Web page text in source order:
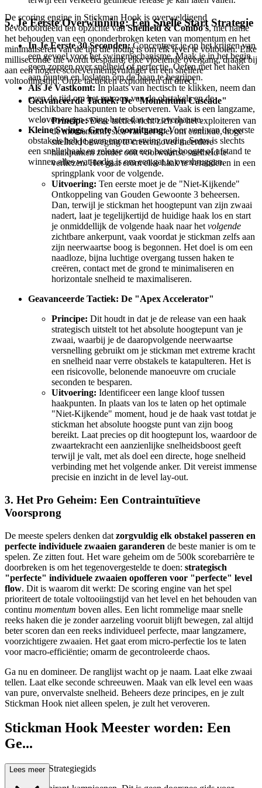
5. Je Eerste Overwinning: Een Snelle Start Strategie
In Je Eerste 30 Seconden:Concentreer je op het krijgen van
een gevoel voor het swingmechanisme. Maak je in het begin
geen zorgen over snelheid of perfectie. Oefen met het haken
aan punten en loslaten om de baan te begrijpen.
Als Je Vastkomt: In plaats van hectisch te klikken, neem dan
even de tijd om het patroon van de obstakels en de
beschikbare haakpunten te observeren. Vaak is een langzame,
weloverwogen swing beter dan een overhaaste.
Kleine Swings, Grote Vooruitgang:Voor veel van de eerste
obstakels heb je geen enorme swing nodig. Soms is slechts
een snelle haak en release om een beetje hoogte of afstand te
winnen alles wat nodig is om een gat te overbruggen.
De scoring engine in Stickman Hook is overweldigend
bevooroordeeld ten opzichte vanSnelheid & Combo's, met name
het behouden van een ononderbroken keten van momentum en het
minimaliseren van de tijd die nodig is om elk level te voltooien. Elke
milliseconde die wordt bespaard, elke vloeiende overgang, draagt bij
aan een hogere scorevermenigvuldiger en een snellere
voltooiingstijd. Onze tactieken exploiteren dit direct.
Geavanceerde Tactiek: De "Momentum Cascade"
Principe:Deze tactiek richt zich op het exploiteren van
de momentumfysica van het spel om continue, hoge
snelheid beweging te creëren over meerdere
haakpunten zonder ooit voorwaartse snelheid te
verliezen. Het gaat erom elke haak te veranderen in een
springplank voor de volgende.
Uitvoering: Ten eerste moet je de "Niet-Kijkende"
Ontkoppeling van Gouden Gewoonte 3 beheersen.
Dan, terwijl je stickman het hoogtepunt van zijn zwaai
nadert, laat je tegelijkertijd de huidige haak los en start
je onmiddellijk de volgende haak naar het volgende
zichtbare ankerpunt, vaak voordat je stickman zelfs aan
zijn neerwaartse boog is begonnen. Het doel is om een
naadloze, bijna luchtige overgang tussen haken te
creëren, contact met de grond te minimaliseren en
horizontale snelheid te maximaliseren.
Geavanceerde Tactiek: De "Apex Accelerator"
Principe: Dit houdt in dat je de release van een haak
strategisch uitstelt tot het absolute hoogtepunt van je
zwaai, waarbij je de daaropvolgende neerwaartse
versnelling gebruikt om je stickman met extreme kracht
en snelheid naar verre obstakels te katapulteren. Het is
een risicovolle, belonende manoeuvre om cruciale
seconden te besparen.
Uitvoering: Identificeer een lange kloof tussen
haakpunten. In plaats van los te laten op het optimale
"Niet-Kijkende" moment, houd je de haak vast totdat je
stickman het absolute hoogste punt van zijn boog
bereikt. Laat precies op dit hoogtepunt los, waardoor de
zwaartekracht een aanzienlijke snelheidsboost geeft
terwijl je valt, met als doel een directe, hoge snelheid
verbinding met het volgende anker. Dit vereist immense
precisie en inzicht in de level lay-out.
3. Het Pro Geheim: Een Contraintuïtieve
Voorsprong
De meeste spelers denken dat zorgvuldig elk obstakel passeren en
perfecte individuele zwaaien garanderen de beste manier is om te
spelen. Ze zitten fout. Het ware geheim om de 500k scorebarrière te
doorbreken is om het tegenovergestelde te doen: strategisch
"perfecte" individuele zwaaien opofferen voor "perfecte" level
flow. Dit is waarom dit werkt: De scoring engine van het spel
prioriteert de totale voltooiingstijd van het level en het behouden van
continu momentum boven alles. Een licht rommelige maar snelle
reeks haken die je zonder aarzeling vooruit blijft bewegen, zal altijd
beter scoren dan een reeks individueel perfecte, maar langzamere,
voorzichtigere zwaaien. Het gaat erom micro-perfectie los te laten
voor macro-efficiëntie; omarm de gecontroleerde chaos.
Ga nu en domineer. De ranglijst wacht op je naam. Laat elke zwaai
tellen. Laat elke seconde schreeuwen. Maak van elk level een waas
van pure, onvervalste snelheid. Beheers deze principes, en je zult
Stickman Hook niet alleen spelen, je zult het veroveren.
Stickman Hook Meester worden: Een
Ge...
avanceerde Strategiegids
Lees meer